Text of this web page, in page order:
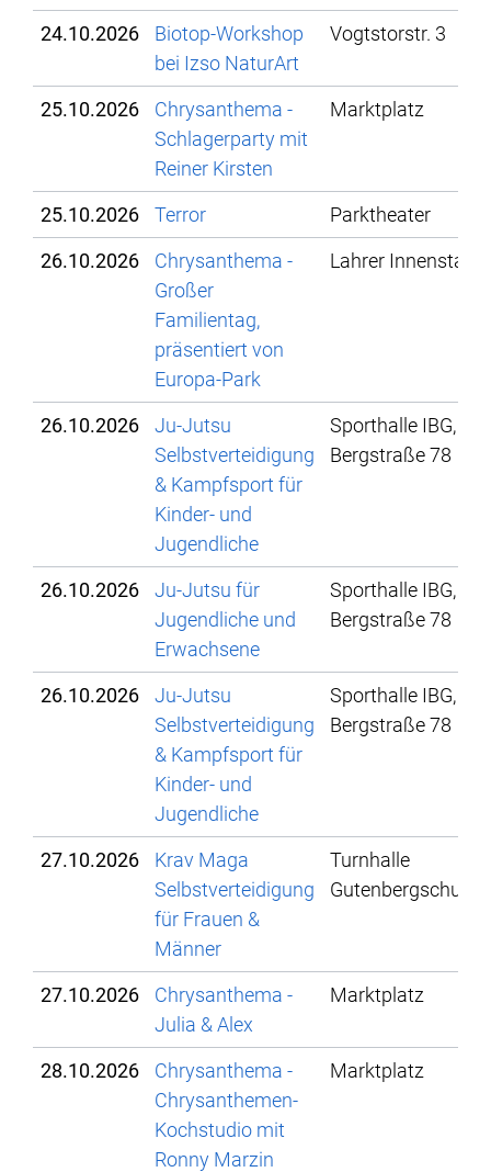
24.10.2026
Biotop-Workshop
bei Izso NaturArt
Vogtstorstr. 3
25.10.2026
Chrysanthema -
Schlagerparty mit
Reiner Kirsten
Marktplatz
25.10.2026 Terror
Parktheater
26.10.2026
Chrysanthema -
Großer
Familientag,
präsentiert von
Europa-Park
Lahrer Innenstadt
26.10.2026
Ju-Jutsu
Selbstverteidigung
& Kampfsport für
Kinder- und
Jugendliche
Sporthalle IBG,
Bergstraße 78
26.10.2026
Ju-Jutsu für
Jugendliche und
Erwachsene
Sporthalle IBG,
Bergstraße 78
26.10.2026
Ju-Jutsu
Selbstverteidigung
& Kampfsport für
Kinder- und
Jugendliche
Sporthalle IBG,
Bergstraße 78
27.10.2026
Krav Maga
Selbstverteidigung
für Frauen &
Männer
Turnhalle
Gutenbergschule
27.10.2026
Chrysanthema -
Julia & Alex
Marktplatz
28.10.2026
Chrysanthema -
Chrysanthemen-
Kochstudio mit
Ronny Marzin
Marktplatz